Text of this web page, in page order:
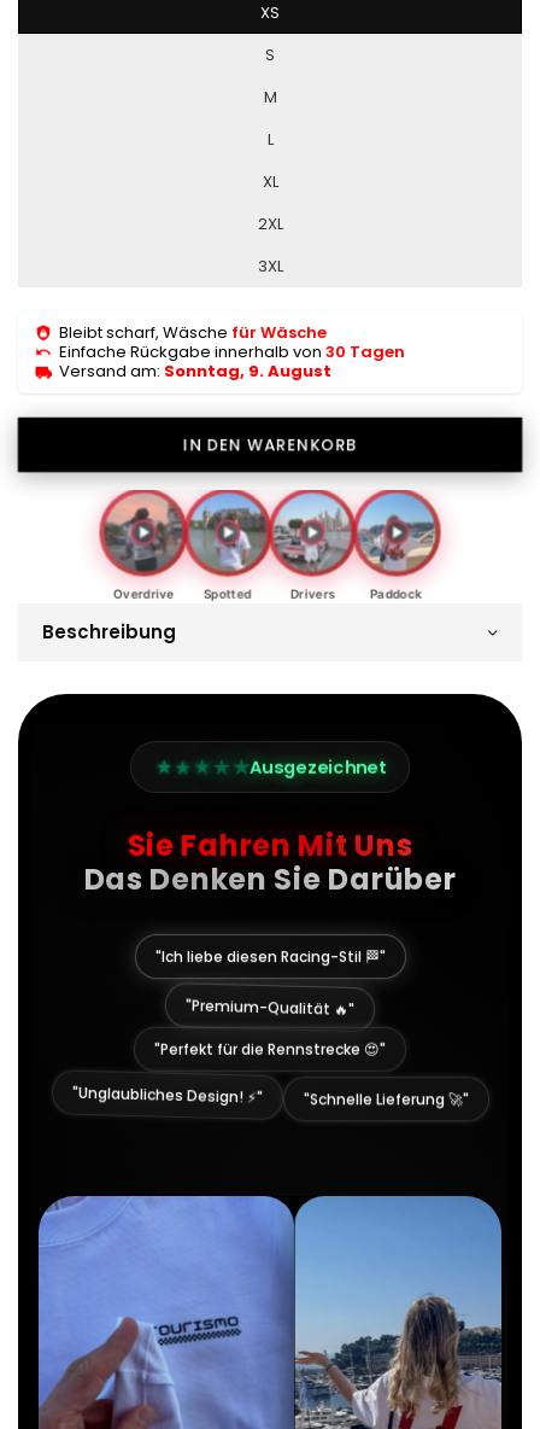
XS
S
M
L
XL
2XL
3XL
Bleibt scharf, Wäsche für Wäsche
Einfache Rückgabe innerhalb von 30 Tagen
Versand am: Sonntag, 9. August
IN DEN WARENKORB
Overdrive Spotted Drivers Paddock
Beschreibung
★★★★★Ausgezeichnet
Sie Fahren Mit Uns
Das Denken Sie Darüber
"Ich liebe diesen Racing-Stil 🏁"
"Premium-Qualität 🔥"
"Perfekt für die Rennstrecke 😍"
"Unglaubliches Design! ⚡" "Schnelle Lieferung 🚀"